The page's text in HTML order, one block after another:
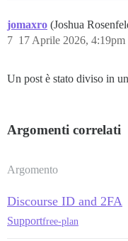
jomaxro (Joshua
17 Aprile 2026, 4:19pm
7
Un post è stato diviso in
Argomenti correlati
Argomento
Discourse ID and 2FA
Supportfree-plan